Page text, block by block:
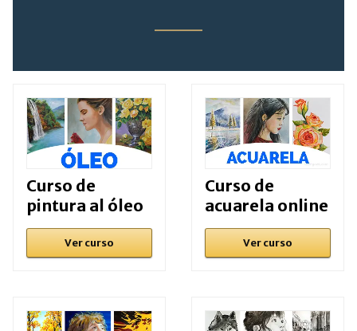
Curso de
pintura al óleo
Ver curso
Curso de
acuarela online
Ver curso